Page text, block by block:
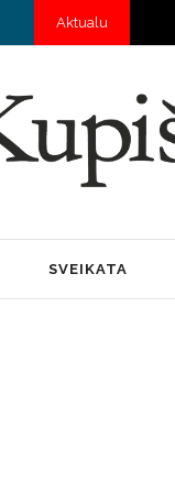
Aktualu
PRIE
SVEIKATA